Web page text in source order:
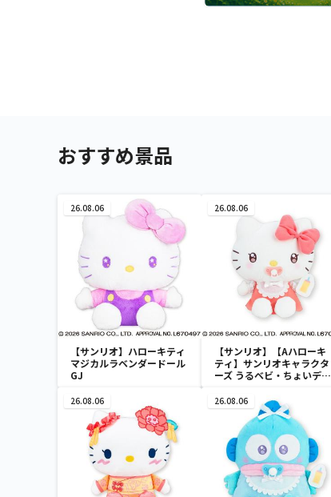
おすすめ景品
26.08.06
【サンリオ】ハローキティ
マジカルラベンダードール
GJ
26.08.06
【サンリオ】【Aハローキ
ティ】サンリオキャラクタ
ーズ うるベビ・ちょいデカ
26.08.06 26.08.06